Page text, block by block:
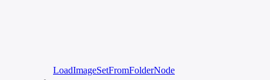
LoadImageSetFromFolderNode